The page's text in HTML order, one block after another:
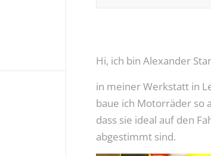
Hi, ich bin Alexander
in meiner Werkstatt in
baue ich Motorräder so
dass sie ideal auf den
abgestimmt sind.